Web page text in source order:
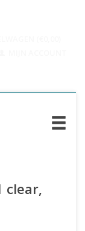
clear,